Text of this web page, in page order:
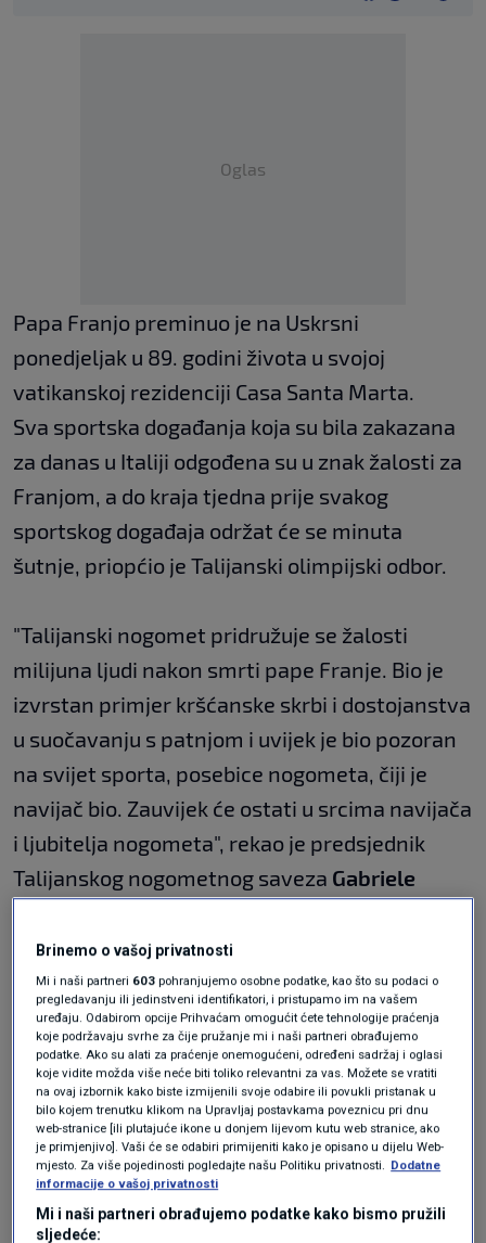
Oglas
Papa Franjo preminuo je na Uskrsni
ponedjeljak u 89. godini života u svojoj
vatikanskoj rezidenciji Casa Santa Marta.
Sva sportska događanja koja su bila zakazana
za danas u Italiji odgođena su u znak žalosti za
Franjom, a do kraja tjedna prije svakog
sportskog događaja održat će se minuta
šutnje, priopćio je Talijanski olimpijski odbor.
"Talijanski nogomet pridružuje se žalosti
milijuna ljudi nakon smrti pape Franje. Bio je
izvrstan primjer kršćanske skrbi i dostojanstva
u suočavanju s patnjom i uvijek je bio pozoran
na svijet sporta, posebice nogometa, čiji je
navijač bio. Zauvijek će ostati u srcima navijača
i ljubitelja nogometa", rekao je predsjednik
Talijanskog nogometnog saveza Gabriele
U Italiji su odgođene današnje utakmice Serie
A, Serie B, Serie C i Lige mladih.
Franjina strast prema nogometu postala je
poznata gotovo odmah nakon što je izabran za
papu 2013., kada je nogometni klub San
Lorenzo objavio na Twitteru fotografiju Franje
kako drži grb kluba. Bio je član kluba, s rednim
Brinemo o vašoj privatnosti
Mi i naši partneri 603 pohranjujemo osobne podatke, kao što su podaci o
pregledavanju ili jedinstveni identifikatori, i pristupamo im na vašem
uređaju. Odabirom opcije Prihvaćam omogućit ćete tehnologije praćenja
koje podržavaju svrhe za čije pružanje mi i naši partneri obrađujemo
podatke. Ako su alati za praćenje onemogućeni, određeni sadržaj i oglasi
koje vidite možda više neće biti toliko relevantni za vas. Možete se vratiti
na ovaj izbornik kako biste izmijenili svoje odabire ili povukli pristanak u
bilo kojem trenutku klikom na Upravljaj postavkama poveznicu pri dnu
web-stranice [ili plutajuće ikone u donjem lijevom kutu web stranice, ako
je primjenjivo]. Vaši će se odabiri primijeniti kako je opisano u dijelu Web-
mjesto. Za više pojedinosti pogledajte našu Politiku privatnosti. Dodatne
informacije o vašoj privatnosti
Mi i naši partneri obrađujemo podatke kako bismo pružili
sljedeće: